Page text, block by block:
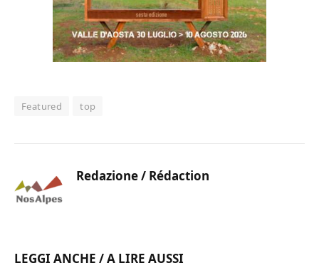
Featured top
Redazione / Rédaction
LEGGI ANCHE / A LIRE AUSSI